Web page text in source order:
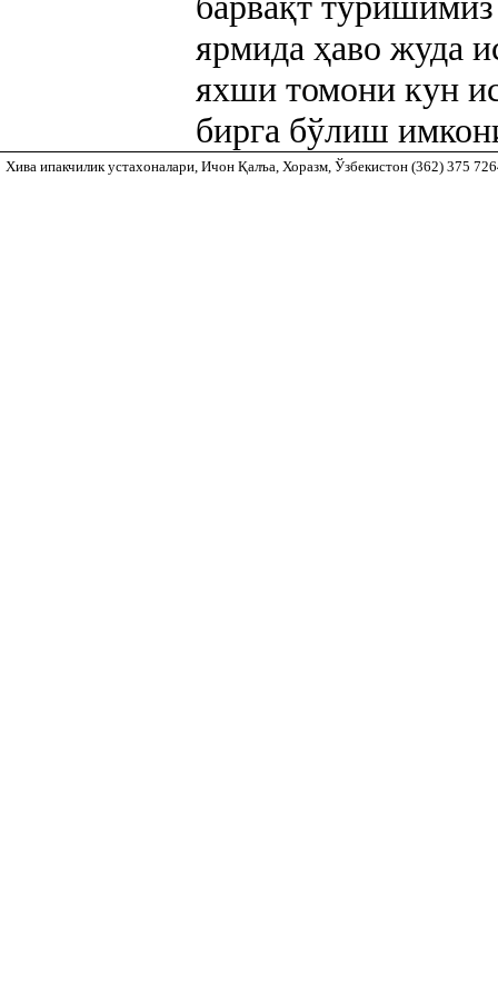
ярмида ҳаво жуда
яхши томони кун
бирга бўлиш
Хива ипакчилик устахоналари, Ичон Қалъа, Хоразм, Ўзбекистон (362) 375